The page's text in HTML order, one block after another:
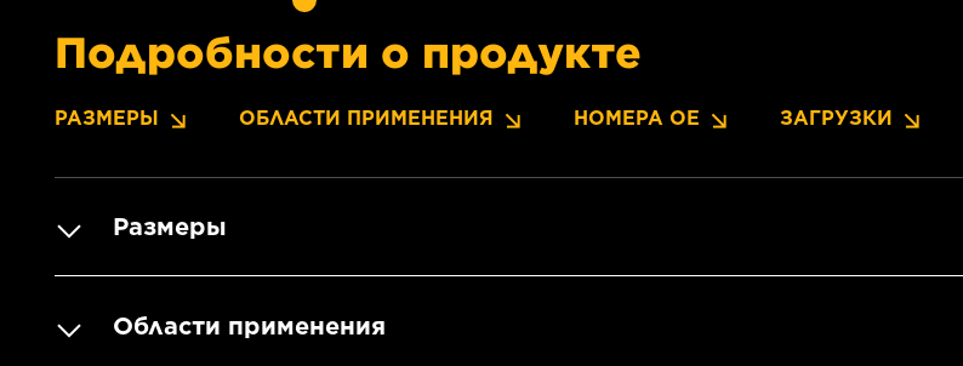
Подробности о продукте
РАЗМЕРЫ ОБЛАСТИ ПРИМЕНЕНИЯ НОМЕРА OE ЗАГРУЗКИ
Размеры
Области применения